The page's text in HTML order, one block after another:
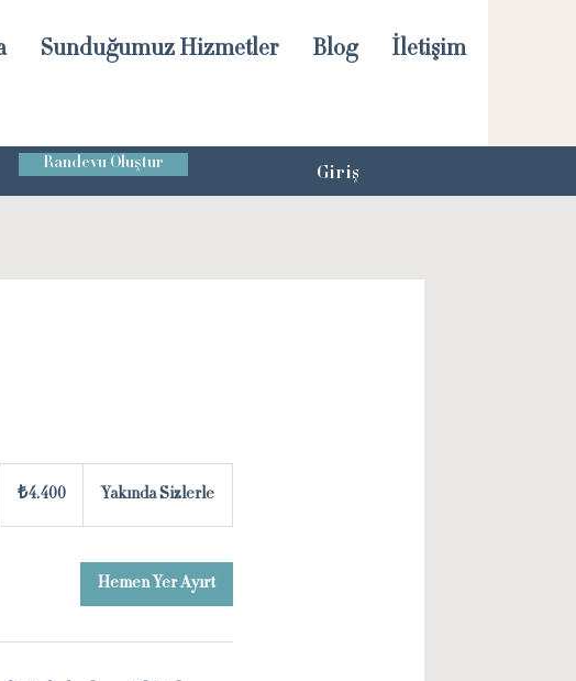
Sunduğumuz Hizmetler Blog İletişim
Randevu Oluştur Giriş
Türk
lirası₺4.400 Yakında Sizlerle
Hemen Yer Ayırt